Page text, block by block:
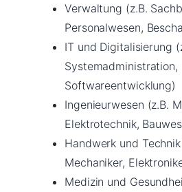
Verwaltung (z.B.
Personalwesen,
IT und Digitalisierung
Systemadministration,
Softwareentwicklung)
Ingenieurwesen (z.B.
Elektrotechnik,
Handwerk und
Mechaniker,
Medizin und